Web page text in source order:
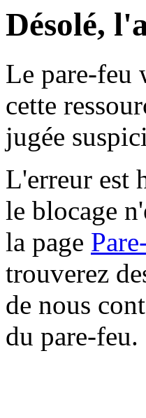
Désolé,
Le pare-feu
cette
jugée
L'erreur est
le blocage
la page
trouverez
de nous
du pare-feu.